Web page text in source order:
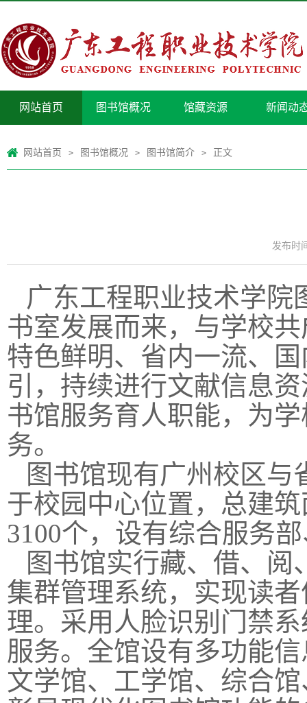
网站首页 图书馆概况 馆藏资源 新闻动
网站首页 > 图书馆概况 > 图书馆简介 > 正文
发布时
广东工程职业技术学院
书室发展而来，与学校
特色鲜明、省内一流、
引，持续进行文献信息
书馆服务育人职能，为
务。
图书馆现有广州校区
于校园中心位置，总建
3100个，设有综合服务
图书馆实行藏、借、
集群管理系统，实现读
理。采用人脸识别门禁
服务。全馆设有多功能
文学馆、工学馆、综合